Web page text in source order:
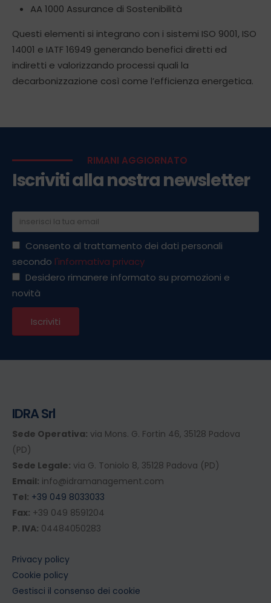
AA 1000 Assurance di Sostenibilità
Questi elementi si integrano con i sistemi ISO 9001, ISO
14001 e IATF 16949 generando benefici diretti ed
indiretti e valorizzando processi quali la
decarbonizzazione così come l’efficienza energetica.
RIMANI AGGIORNATO
Iscriviti alla nostra newsletter
Consento al trattamento dei dati personali
secondo l'informativa privacy
Desidero rimanere informato su promozioni e
novità
IDRA Srl
Sede Operativa: via Mons. G. Fortin 46, 35128 Padova
(PD)
Sede Legale: via G. Toniolo 8, 35128 Padova (PD)
Email: info@idramanagement.com
Tel: +39 049 8033033
Fax: +39 049 8591204
P. IVA: 04484050283
Privacy policy
Cookie policy
Gestisci il consenso dei cookie